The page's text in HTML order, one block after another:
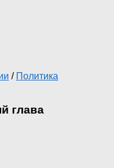
/ Политика
глава